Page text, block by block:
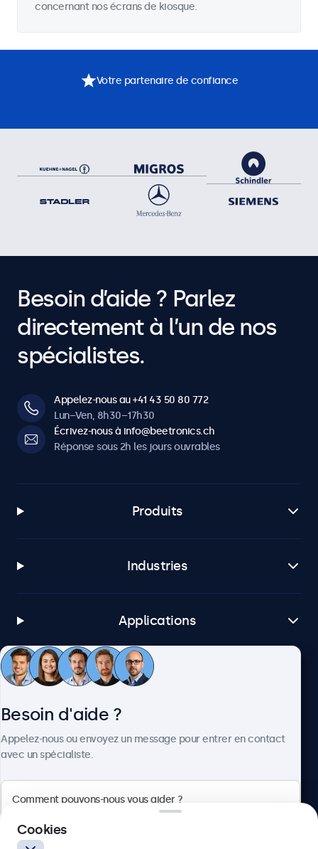
concernant nos écrans de kiosque.
Votre partenaire de confiance
Besoin d’aide ? Parlez
directement à l’un de nos
spécialistes.
Appelez-nous au +41 43 50 80 772
Lun–Ven, 8h30–17h30
Écrivez-nous à info@beetronics.ch
Réponse sous 2h les jours ouvrables
Produits
Industries
Applications
Service client
Besoin d'aide ?
Appelez-nous ou envoyez un message pour entrer en contact
avec un spécialiste.
Cookies